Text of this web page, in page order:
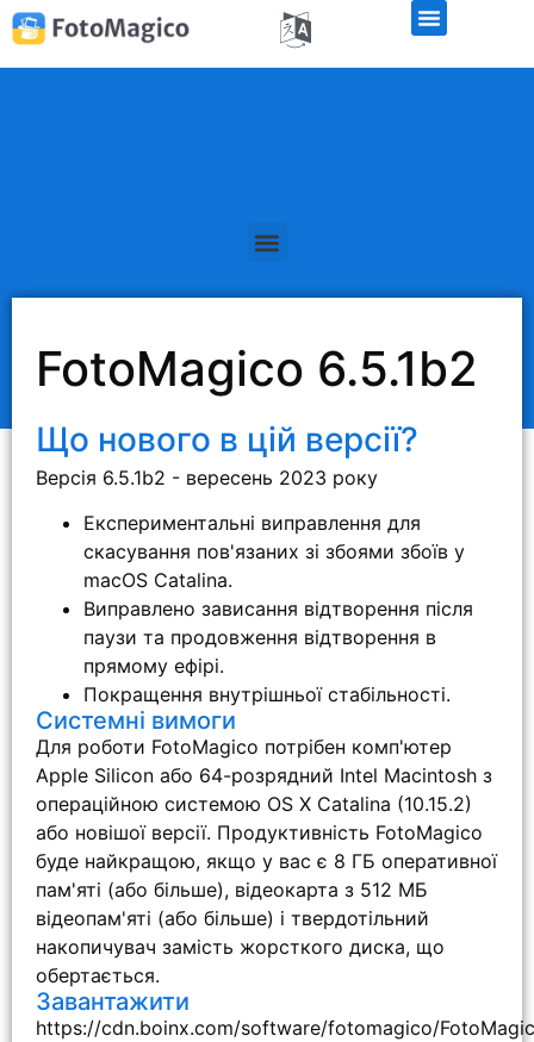
FotoMagico 6.5.1b2
Що нового в цій версії?
Версія 6.5.1b2 - вересень 2023 року
Експериментальні виправлення для
скасування пов'язаних зі збоями збоїв у
macOS Catalina.
Виправлено зависання відтворення після
паузи та продовження відтворення в
прямому ефірі.
Покращення внутрішньої стабільності.
Системні вимоги
Для роботи FotoMagico потрібен комп'ютер
Apple Silicon або 64-розрядний Intel Macintosh з
операційною системою OS X Catalina (10.15.2)
або новішої версії. Продуктивність FotoMagico
буде найкращою, якщо у вас є 8 ГБ оперативної
пам'яті (або більше), відеокарта з 512 МБ
відеопам'яті (або більше) і твердотільний
накопичувач замість жорсткого диска, що
обертається.
Завантажити
https://cdn.boinx.com/software/fotomagico/